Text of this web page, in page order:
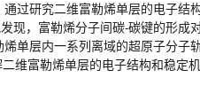
过研究二维富勒烯单层的电子
现，富勒烯分子间碳-碳键的形成
单层内一系列离域的超原子分子
维富勒烯单层的电子结构和稳定